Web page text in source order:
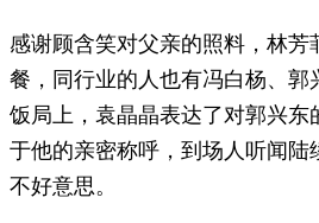
感谢顾含笑对父亲的照料，林芳
餐，同行业的人也有冯白杨、郭
饭局上，袁晶晶表达了对郭兴东
于他的亲密称呼，到场人听闻陆
不好意思。